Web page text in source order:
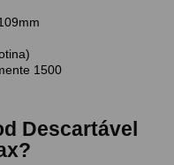
1500
Descartável